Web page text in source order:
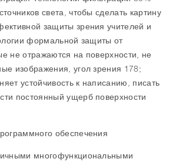
света, чтобы сделать картину
защиты зрения учителей и
формальной защиты от
не отражаются на поверхности, не
изображения, угол зрения 178;
устойчивость к написанию, писать
постоянный ущерб поверхности
обеспечения
многофункциональными